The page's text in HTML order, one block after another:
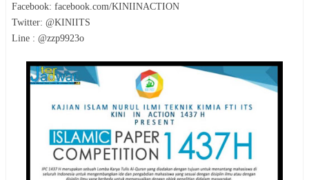
Facebook: facebook.com/KINIINACTION
Twitter: @KINIITS
Line : @zzp9923o